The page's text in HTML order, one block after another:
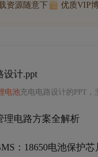
资源随意下 优质VIP
设计.ppt
电池充电电路设计的PPT，主要介
理电路方案全解析
：18650电池保护芯